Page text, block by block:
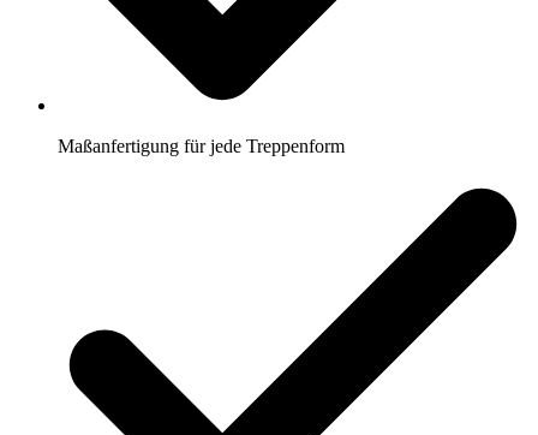
Maßanfertigung für jede Treppenform